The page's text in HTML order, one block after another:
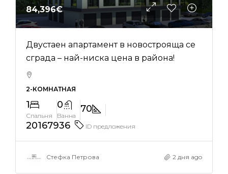
84,396€
Двустаен апартамент в новострояща се
сграда – най-ниска цена в района!
2-КОМНАТНАЯ
1
Спальня
0
Ванна
70
20167936
ID предложения
Стефка Петрова 2 дня ago